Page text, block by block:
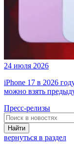
24 июля 2026
iPhone 17 в 2026
можно взять
Пресс-релизы
Найти
вернуться в раздел